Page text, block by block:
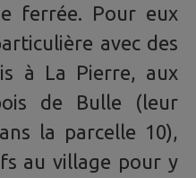
ferrée. Pour eux
avec des
à La Pierre, aux
de Bulle (leur
la parcelle 10),
au village pour y